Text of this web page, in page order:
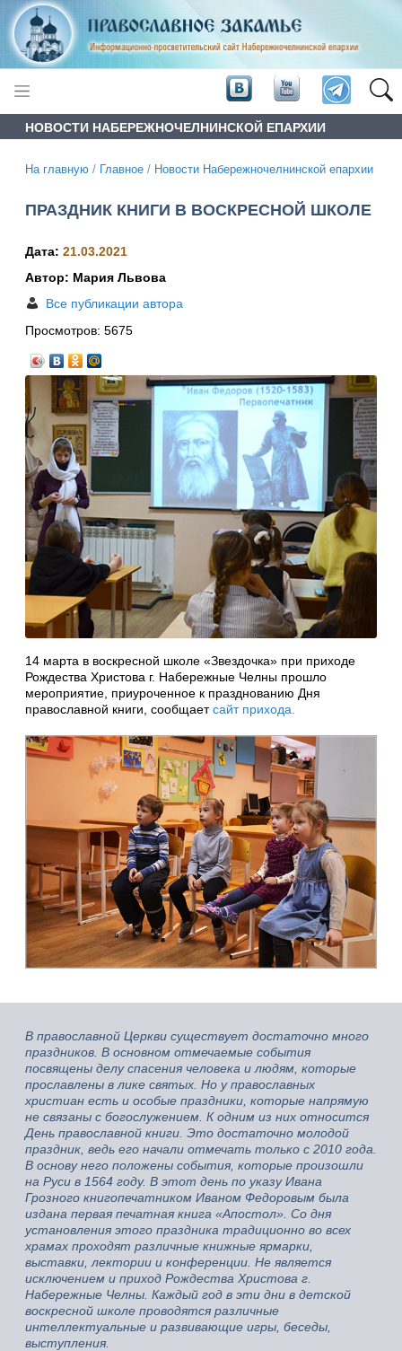
НОВОСТИ НАБЕРЕЖНОЧЕЛНИНСКОЙ ЕПАРХИИ
На главную / Главное / Новости Набережночелнинской епархии
ПРАЗДНИК КНИГИ В ВОСКРЕСНОЙ ШКОЛЕ
Дата: 21.03.2021
Автор: Мария Львова
Все публикации автора
Просмотров: 5675
14 марта в воскресной школе «Звездочка» при приходе
Рождества Христова г. Набережные Челны прошло
мероприятие, приуроченное к празднованию Дня
православной книги, сообщаетсайт прихода.
В православной Церкви существует достаточно много
праздников. В основном отмечаемые события
посвящены делу спасения человека и людям, которые
прославлены в лике святых. Но у православных
христиан есть и особые праздники, которые напрямую
не связаны с богослужением. К одним из них относится
День православной книги. Это достаточно молодой
праздник, ведь его начали отмечать только с 2010 года.
В основу него положены события, которые произошли
на Руси в 1564 году. В этот день по указу Ивана
Грозного книгопечатником Иваном Федоровым была
издана первая печатная книга «Апостол». Со дня
установления этого праздника традиционно во всех
храмах проходят различные книжные ярмарки,
выставки, лектории и конференции. Не является
исключением и приход Рождества Христова г.
Набережные Челны. Каждый год в эти дни в детской
воскресной школе проводятся различные
интеллектуальные и развивающие игры, беседы,
выступления.